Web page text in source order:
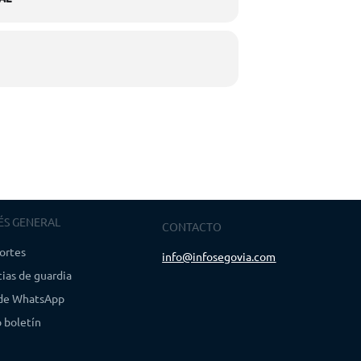
GENERAL
de guardia
WhatsApp
boletín
CONTACTO
info@infosegovia.com